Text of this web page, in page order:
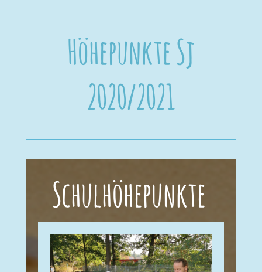
Höhepunkte Sj
2020/2021
Schulhöhepunkte